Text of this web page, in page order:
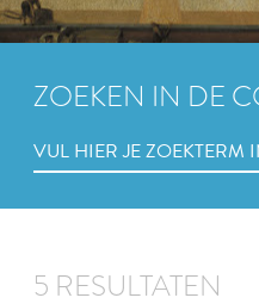
ZOEKEN IN DE
5 RESULTATEN